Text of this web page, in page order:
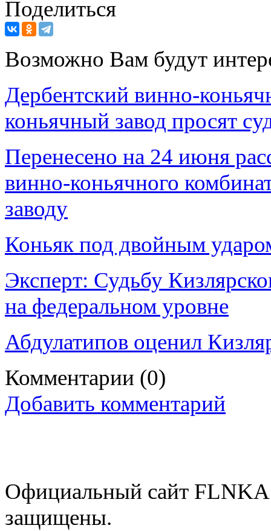
Поделиться
Возможно Вам будут
Дербентский винно-
коньячный завод просят
Перенесено на 24 июня
винно-коньячного
заводу
Коньяк под двойным
Эксперт: Судьбу
на федеральном уровне
Абдулатипов оценил
Комментарии (0)
Добавить комментарий
Официальный сайт
защищены.